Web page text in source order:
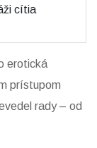
cítia
erotická
prístupom
rady – od